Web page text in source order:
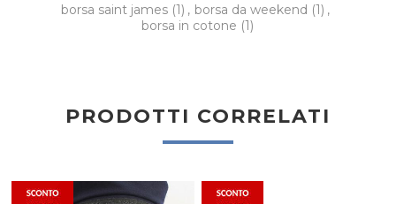
borsa saint james (1) , borsa da weekend (1) ,
borsa in cotone (1)
PRODOTTI CORRELATI